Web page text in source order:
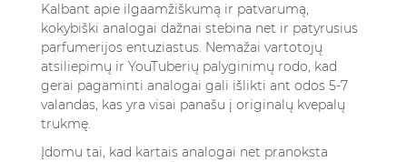
Kalbant apie ilgaamžiškumą ir patvarumą,
kokybiški analogai dažnai stebina net ir patyrusius
parfumerijos entuziastus. Nemažai vartotojų
atsiliepimų ir YouTuberių palyginimų rodo, kad
gerai pagaminti analogai gali išlikti ant odos 5-7
valandas, kas yra visai panašu į originalų kvepalų
trukmę.
Įdomu tai, kad kartais analogai net pranoksta